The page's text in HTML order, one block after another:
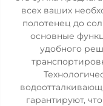
всех ваших
полотенец до
основные
удобного
гарантируют,